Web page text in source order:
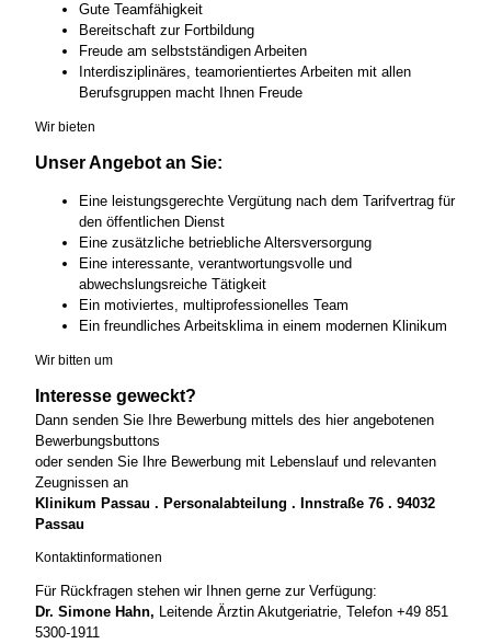
Gute Teamfähigkeit
Bereitschaft zur Fortbildung
Freude am selbstständigen Arbeiten
Interdisziplinäres, teamorientiertes Arbeiten mit allen
Berufsgruppen macht Ihnen Freude
Wir bieten
Unser Angebot an Sie:
Eine leistungsgerechte Vergütung nach dem Tarifvertrag für
den öffentlichen Dienst
Eine zusätzliche betriebliche Altersversorgung
Eine interessante, verantwortungsvolle und
abwechslungsreiche Tätigkeit
Ein motiviertes, multiprofessionelles Team
Ein freundliches Arbeitsklima in einem modernen Klinikum
Wir bitten um
Interesse geweckt?
Dann senden Sie Ihre Bewerbung mittels des hier angebotenen
Bewerbungsbuttons
oder senden Sie Ihre Bewerbung mit Lebenslauf und relevanten
Zeugnissen an
Klinikum Passau . Personalabteilung . Innstraße 76 . 94032
Passau
Kontaktinformationen
Für Rückfragen stehen wir Ihnen gerne zur Verfügung:
Dr. Simone Hahn, Leitende Ärztin Akutgeriatrie, Telefon +49 851
5300-1911